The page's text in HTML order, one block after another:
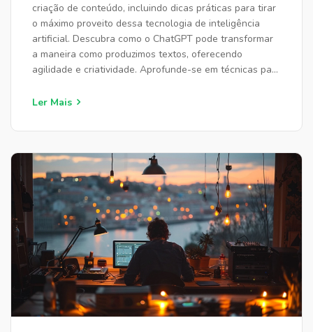
criação de conteúdo, incluindo dicas práticas para tirar
o máximo proveito dessa tecnologia de inteligência
artificial. Descubra como o ChatGPT pode transformar
a maneira como produzimos textos, oferecendo
agilidade e criatividade. Aprofunde-se em técnicas para
uso em diferentes contextos.
Ler Mais